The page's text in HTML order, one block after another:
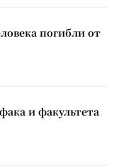
погибли от
и факультета